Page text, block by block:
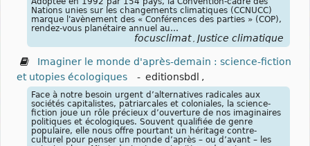
Nations unies sur les changements climatiques (CCNUCC)
marque l'avènement des « Conférences des parties » (COP),
rendez-vous planétaire annuel au…
focusclimat Justice climatique
Imaginer le monde d'après-demain : science-fiction
et utopies écologiques
- editionsbdl ,
Face à notre besoin urgent d’alternatives radicales aux
sociétés capitalistes, patriarcales et coloniales, la science-
fiction joue un rôle précieux d’ouverture de nos imaginaires
politiques et écologiques. Souvent qualifiée de genre
populaire, elle nous offre pourtant un héritage contre-
culturel pour penser un monde d’après – ou d’avant – les